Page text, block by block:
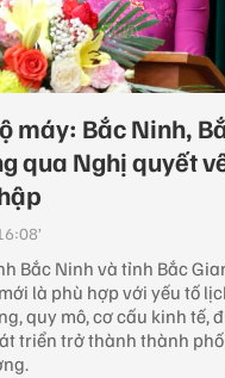
máy: Bắc Ninh,
qua Nghị quyết
Bắc Ninh và tỉnh Bắc
là phù hợp với yếu tố
quy mô, cơ cấu kinh tế,
triển trở thành thành